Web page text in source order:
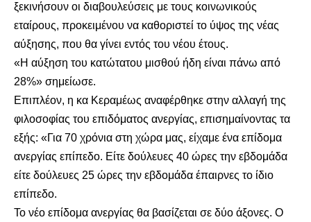
ξεκινήσουν οι διαβουλεύσεις με τους κοινωνικούς
εταίρους, προκειμένου να καθοριστεί το ύψος της νέας
αύξησης, που θα γίνει εντός του νέου έτους.
«Η αύξηση του κατώτατου μισθού ήδη είναι πάνω από
28%» σημείωσε.
Επιπλέον, η κα Κεραμέως αναφέρθηκε στην αλλαγή της
φιλοσοφίας του επιδόματος ανεργίας, επισημαίνοντας τα
εξής: «Για 70 χρόνια στη χώρα μας, είχαμε ένα επίδομα
ανεργίας επίπεδο. Είτε δούλευες 40 ώρες την εβδομάδα
είτε δούλευες 25 ώρες την εβδομάδα έπαιρνες το ίδιο
επίπεδο.
Το νέο επίδομα ανεργίας θα βασίζεται σε δύο άξονες. Ο